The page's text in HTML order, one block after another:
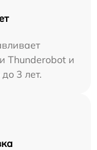
Thunderobot и
3 лет.